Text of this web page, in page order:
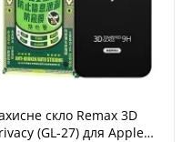
скло Remax 3D
(GL-27) для Apple